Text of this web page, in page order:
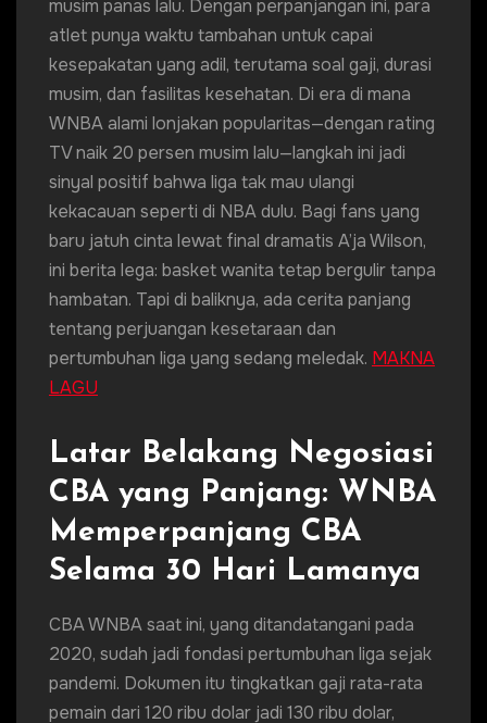
musim panas lalu. Dengan perpanjangan ini, para
atlet punya waktu tambahan untuk capai
kesepakatan yang adil, terutama soal gaji, durasi
musim, dan fasilitas kesehatan. Di era di mana
WNBA alami lonjakan popularitas—dengan rating
TV naik 20 persen musim lalu—langkah ini jadi
sinyal positif bahwa liga tak mau ulangi
kekacauan seperti di NBA dulu. Bagi fans yang
baru jatuh cinta lewat final dramatis A’ja Wilson,
ini berita lega: basket wanita tetap bergulir tanpa
hambatan. Tapi di baliknya, ada cerita panjang
tentang perjuangan kesetaraan dan
pertumbuhan liga yang sedang meledak. MAKNA
LAGU
Latar Belakang Negosiasi
CBA yang Panjang: WNBA
Memperpanjang CBA
Selama 30 Hari Lamanya
CBA WNBA saat ini, yang ditandatangani pada
2020, sudah jadi fondasi pertumbuhan liga sejak
pandemi. Dokumen itu tingkatkan gaji rata-rata
pemain dari 120 ribu dolar jadi 130 ribu dolar,